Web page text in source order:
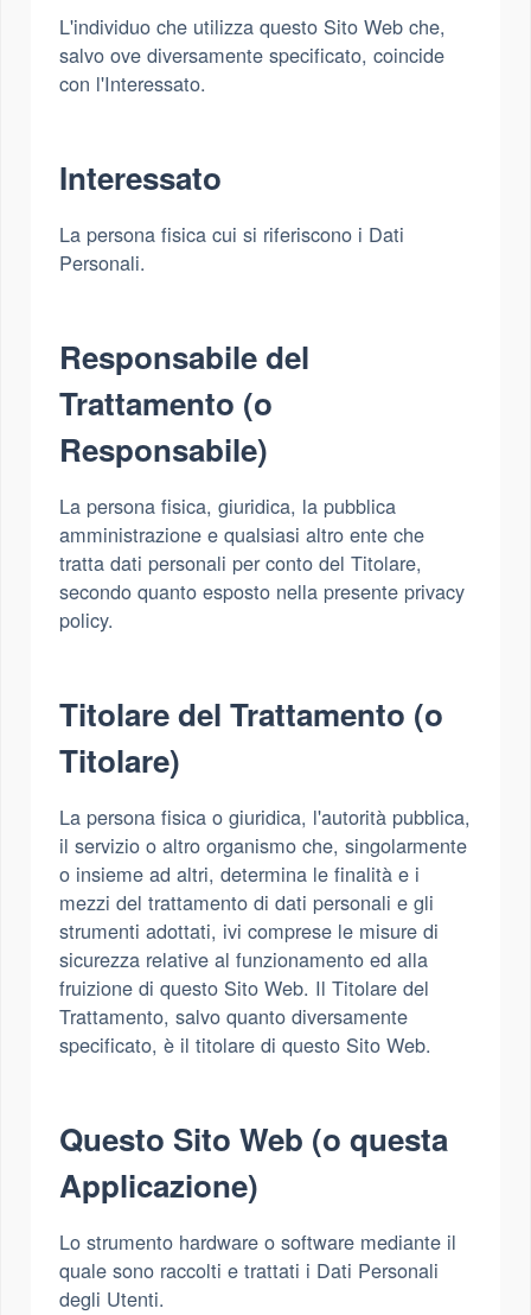
L'individuo che utilizza questo Sito Web che,
salvo ove diversamente specificato, coincide
con l'Interessato.
Interessato
La persona fisica cui si riferiscono i Dati
Personali.
Responsabile del
Trattamento (o
Responsabile)
La persona fisica, giuridica, la pubblica
amministrazione e qualsiasi altro ente che
tratta dati personali per conto del Titolare,
secondo quanto esposto nella presente privacy
policy.
Titolare del Trattamento (o
Titolare)
La persona fisica o giuridica, l'autorità pubblica,
il servizio o altro organismo che, singolarmente
o insieme ad altri, determina le finalità e i
mezzi del trattamento di dati personali e gli
strumenti adottati, ivi comprese le misure di
sicurezza relative al funzionamento ed alla
fruizione di questo Sito Web. Il Titolare del
Trattamento, salvo quanto diversamente
specificato, è il titolare di questo Sito Web.
Questo Sito Web (o questa
Applicazione)
Lo strumento hardware o software mediante il
quale sono raccolti e trattati i Dati Personali
degli Utenti.